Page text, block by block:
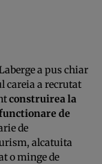
a pus chiar
careia a recrutat
construirea la
de
de
alcatuita
o minge de